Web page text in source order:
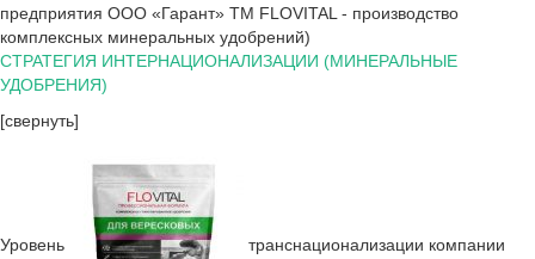
предприятия ООО «Гарант» ТМ FLOVITAL - производство
комплексных минеральных удобрений)
СТРАТЕГИЯ ИНТЕРНАЦИОНАЛИЗАЦИИ (МИНЕРАЛЬНЫЕ
УДОБРЕНИЯ)
[свернуть]
Уровень транснационализации компании